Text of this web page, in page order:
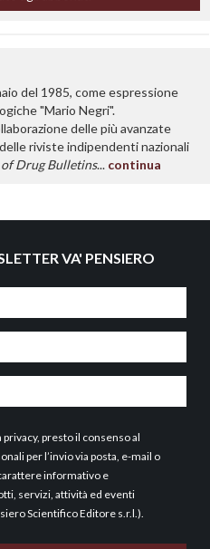
del 1985, come espressione
"Mario Negri".
delle più avanzate
riviste indipendenti nazionali
Drug Bulletins... continua
VA' PENSIERO
, presto il consenso al
per l’invio via posta, e-mail o
informativo e
servizi, attività ed eventi
Scientifico Editore s.r.l.).